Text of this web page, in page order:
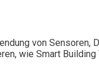
von Sensoren,
wie Smart